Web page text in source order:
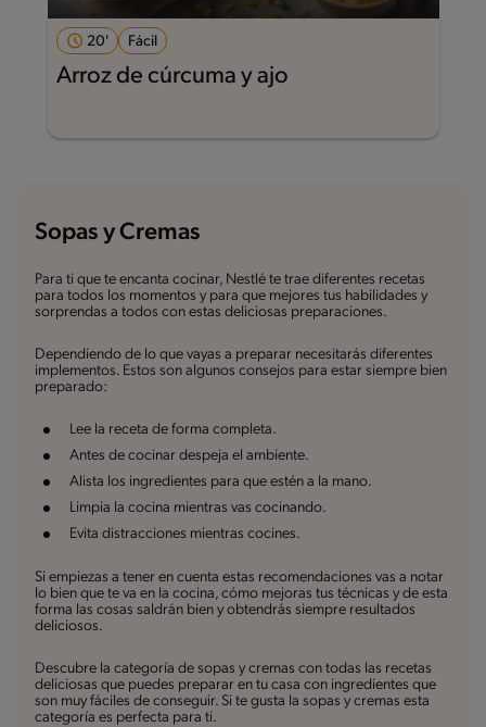
20' Fácil
Arroz de cúrcuma y ajo
Sopas y Cremas
Para ti que te encanta cocinar, Nestlé te trae diferentes recetas
para todos los momentos y para que mejores tus habilidades y
sorprendas a todos con estas deliciosas preparaciones.
Dependiendo de lo que vayas a preparar necesitarás diferentes
implementos. Estos son algunos consejos para estar siempre bien
preparado:
Lee la receta de forma completa.
Antes de cocinar despeja el ambiente.
Alista los ingredientes para que estén a la mano.
Limpia la cocina mientras vas cocinando.
Evita distracciones mientras cocines.
Si empiezas a tener en cuenta estas recomendaciones vas a notar
lo bien que te va en la cocina, cómo mejoras tus técnicas y de esta
forma las cosas saldrán bien y obtendrás siempre resultados
deliciosos.
Descubre la categoría de sopas y cremas con todas las recetas
deliciosas que puedes preparar en tu casa con ingredientes que
son muy fáciles de conseguir. Si te gusta la sopas y cremas esta
categoría es perfecta para ti.